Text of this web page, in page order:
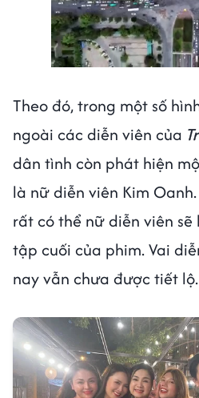
Theo đó, trong một số
ngoài các diễn viên của
dân tình còn phát hiện
là nữ diễn viên Kim
rất có thể nữ diễn viên
tập cuối của phim. Vai
nay vẫn chưa được tiết lộ.